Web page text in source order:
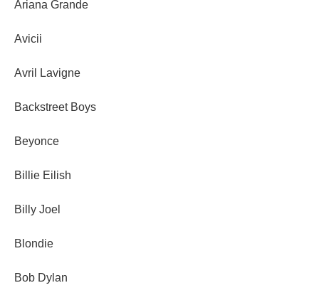
Ariana Grande
Avicii
Avril Lavigne
Backstreet Boys
Beyonce
Billie Eilish
Billy Joel
Blondie
Bob Dylan